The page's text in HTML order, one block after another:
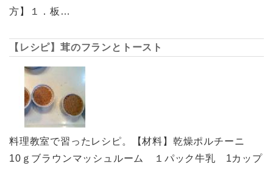
方】１．板…
【レシピ】茸のフランとトースト
料理教室で習ったレシピ。【材料】乾燥ポルチーニ
10ｇブラウンマッシュルーム １パック牛乳 1カップ